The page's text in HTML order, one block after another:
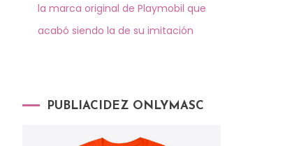
la marca original de Playmobil que
acabó siendo la de su imitación
PUBLIACIDEZ ONLYMASC